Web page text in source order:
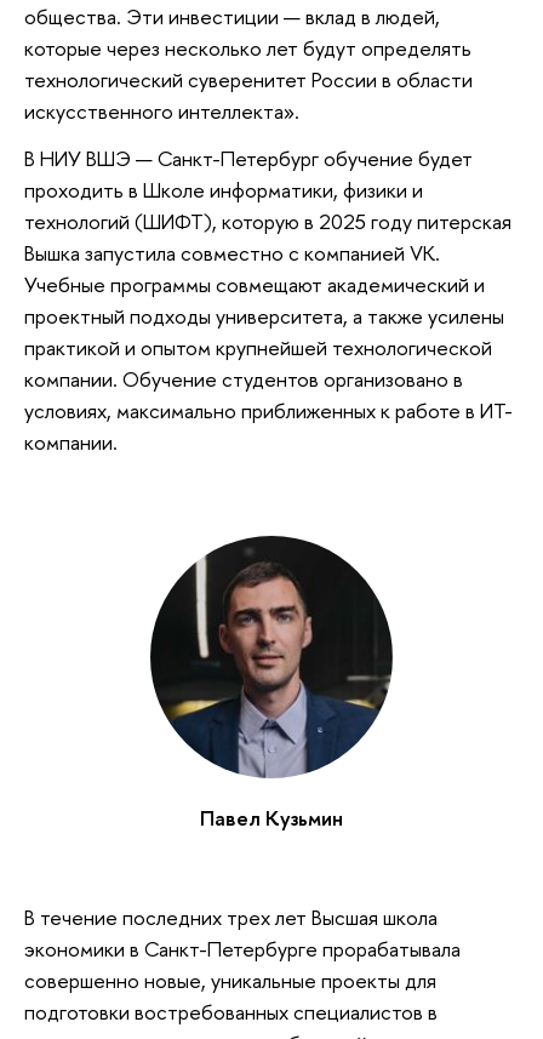
общества. Эти инвестиции — вклад в людей,
которые через несколько лет будут определять
технологический суверенитет России в области
искусственного интеллекта».
В НИУ ВШЭ — Санкт-Петербург обучение будет
проходить в Школе информатики, физики и
технологий (ШИФТ), которую в 2025 году питерская
Вышка запустила совместно с компанией VK.
Учебные программы совмещают академический и
проектный подходы университета, а также усилены
практикой и опытом крупнейшей технологической
компании. Обучение студентов организовано в
условиях, максимально приближенных к работе в ИТ-
компании.
Павел Кузьмин
В течение последних трех лет Высшая школа
экономики в Санкт-Петербурге прорабатывала
совершенно новые, уникальные проекты для
подготовки востребованных специалистов в